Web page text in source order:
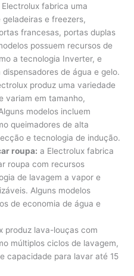
Electrolux fabrica uma
e freezers,
francesas, portas duplas
possuem recursos de
a tecnologia Inverter, e
de água e gelo.
produz uma variedade
variam em tamanho,
modelos incluem
queimadores de alta
e tecnologia de indução.
roupa: a Electrolux fabrica
roupa com recursos
de lavagem a vapor e
Alguns modelos
de economia de água e
produz lava-louças com
múltiplos ciclos de lavagem,
capacidade para lavar até 15